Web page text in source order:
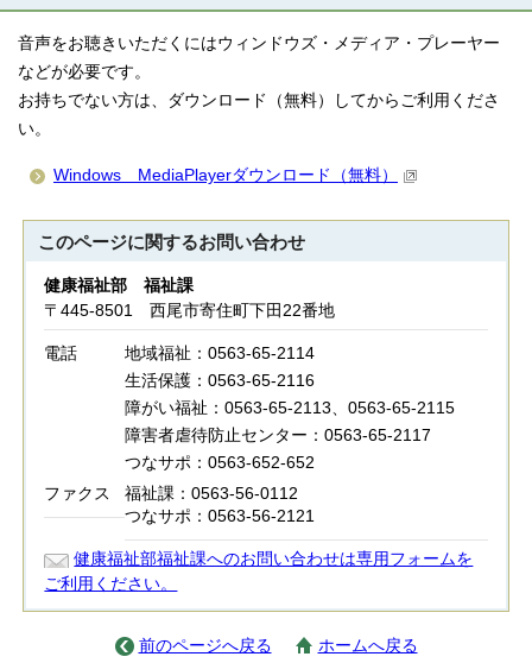
音声をお聴きいただくにはウィンドウズ・メディア・プレーヤー
などが必要です。
お持ちでない方は、ダウンロード（無料）してからご利用くださ
い。
Windows MediaPlayerダウンロード（無料）
このページに関するお問い合わせ
健康福祉部 福祉課
〒445-8501 西尾市寄住町下田22番地
電話
地域福祉：0563-65-2114
生活保護：0563-65-2116
障がい福祉：0563-65-2113、0563-65-2115
障害者虐待防止センター：0563-65-2117
つなサポ：0563-652-652
ファクス
福祉課：0563-56-0112
つなサポ：0563-56-2121
健康福祉部福祉課へのお問い合わせは専用フォームを
ご利用ください。
前のページへ戻る ホームへ戻る